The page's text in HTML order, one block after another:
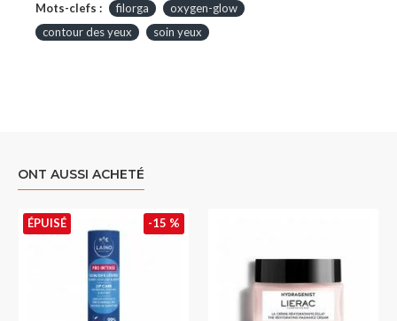
Mots-clefs : filorga
oxygen-glow
contour des yeux
soin yeux
ONT AUSSI ACHETÉ
-15 %
ÉPUISÉ